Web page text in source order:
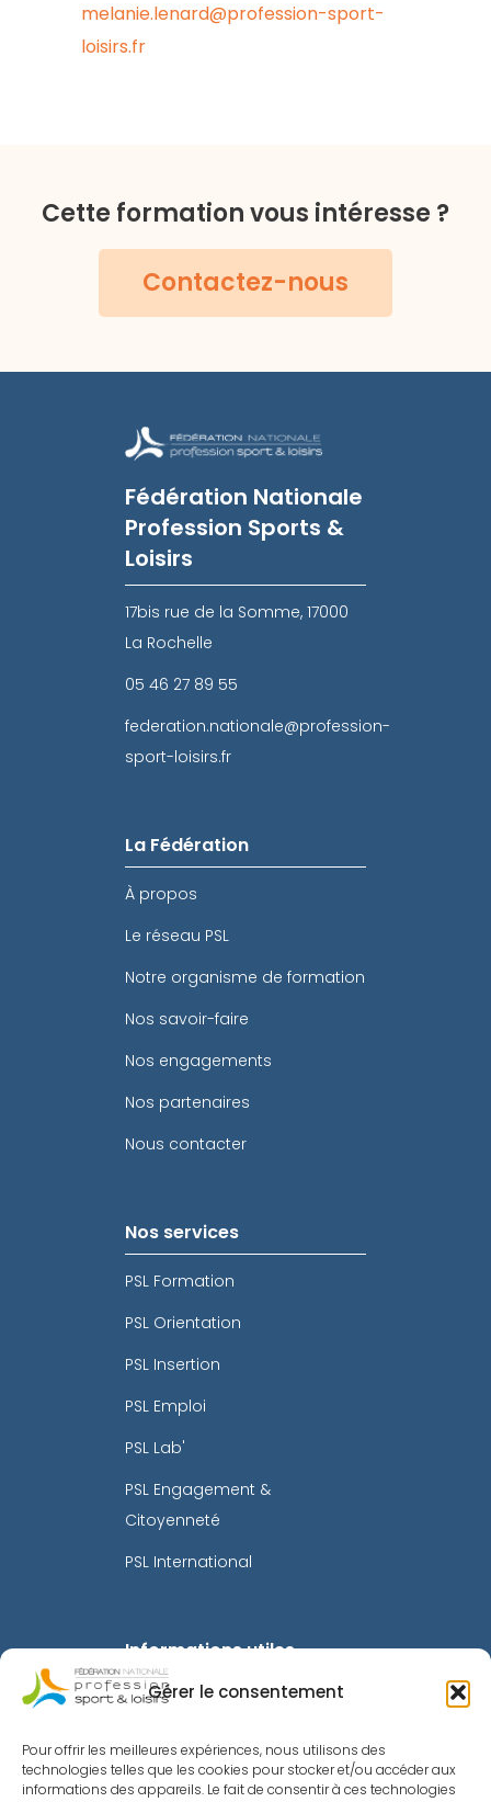
Gérer le consentement
Pour offrir les meilleures expériences, nous utilisons des
technologies telles que les cookies pour stocker et/ou accéder aux
informations des appareils. Le fait de consentir à ces technologies
melanie.lenard@profession-sport-
loisirs.fr
Cette formation vous intéresse ?
Contactez-nous
Fédération Nationale
Profession Sports &
Loisirs
17bis rue de la Somme, 17000
La Rochelle
05 46 27 89 55
federation.nationale@profession-
sport-loisirs.fr
La Fédération
À propos
Le réseau PSL
Notre organisme de formation
Nos savoir-faire
Nos engagements
Nos partenaires
Nous contacter
Nos services
PSL Formation
PSL Orientation
PSL Insertion
PSL Emploi
PSL Lab'
PSL Engagement &
Citoyenneté
PSL International
Informations utiles
Mentions légales
Politique de confidentialité
Intranet